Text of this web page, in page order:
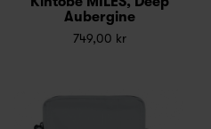
Aubergine
749,00 kr